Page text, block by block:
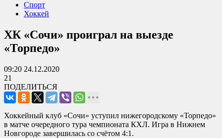
Спорт
Хоккей
ХК «Сочи» проиграл на выезде
«Торпедо»
09:20 24.12.2020
21
ПОДЕЛИТЬСЯ
Хоккейный клуб «Сочи» уступил нижегородскому «Торпедо»
в матче очередного тура чемпионата КХЛ. Игра в Нижнем
Новгороде завершилась со счётом 4:1.